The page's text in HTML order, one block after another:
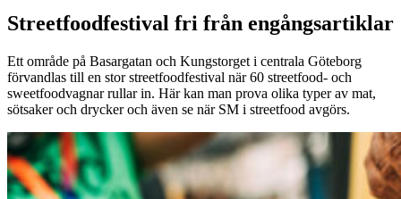
Streetfoodfestival fri från engångsartiklar
Ett område på Basargatan och Kungstorget i centrala Göteborg
förvandlas till en stor streetfoodfestival när 60 streetfood- och
sweetfoodvagnar rullar in. Här kan man prova olika typer av mat,
sötsaker och drycker och även se när SM i streetfood avgörs.